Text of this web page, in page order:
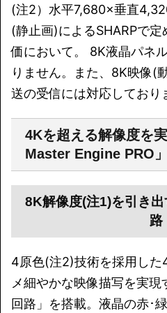
(注2）水平7,680×垂直
(静止画)によるSHARPで
価において。 8K液晶パネ
りません。また、8K映像(
送の受信には対応しており
4Kを超える解像度を
Master Engine PRO」
8K解像度(注1)を引き
路
4原色(注2)技術を採用した
メ細やかな映像描写を実
回路」を搭載。液晶の赤･